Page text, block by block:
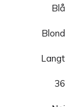
Blå
Blond
Langt
36